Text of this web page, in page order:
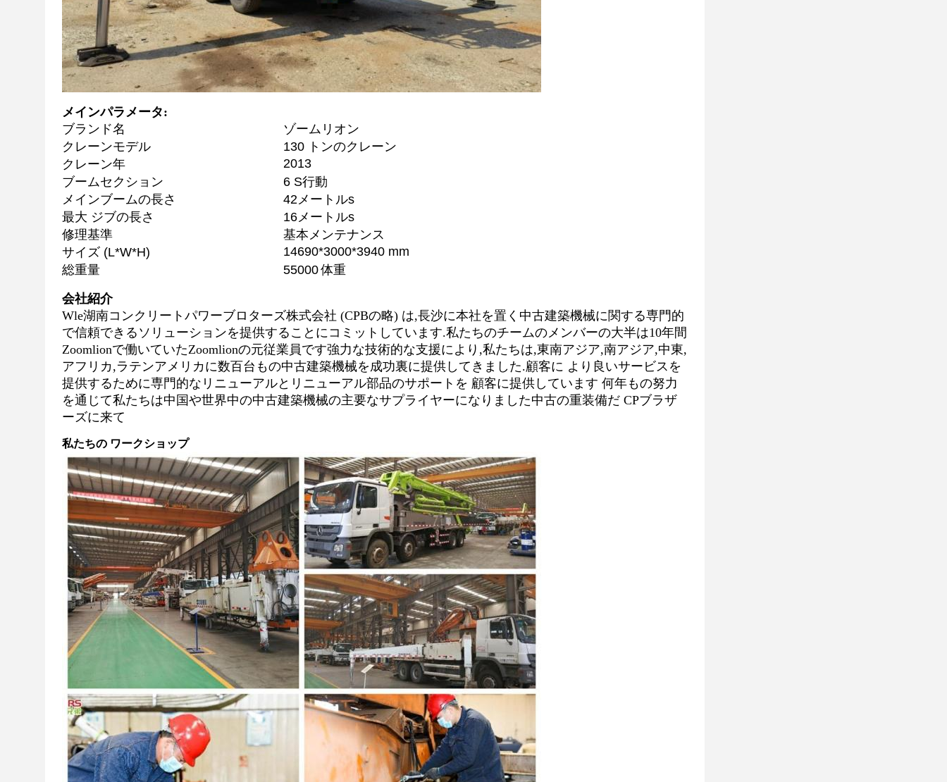
メインパラメータ:
ブランド名
ゾームリオン
クレーンモデル
130 トンのクレーン
クレーン年
2013
ブームセクション
6 S行動
メインブームの長さ
42メートルs
最大 ジブの長さ
16メートルs
修理基準
基本メンテナンス
サイズ (L*W*H)
14690*3000*3940 mm
総重量
55000体重
会社紹介
Wle湖南コンクリートパワーブロターズ株式会社 (CPBの略) は,長沙に本社を置く中古建築機械に関する専門的
で信頼できるソリューションを提供することにコミットしています.私たちのチームのメンバーの大半は10年間
Zoomlionで働いていたZoomlionの元従業員です強力な技術的な支援により,私たちは,東南アジア,南アジア,中東,
アフリカ,ラテンアメリカに数百台もの中古建築機械を成功裏に提供してきました.顧客に より良いサービスを
提供するために専門的なリニューアルとリニューアル部品のサポートを 顧客に提供しています 何年もの努力
を通じて私たちは中国や世界中の中古建築機械の主要なサプライヤーになりました中古の重装備だ CPブラザ
ーズに来て
私たちの ワークショップ